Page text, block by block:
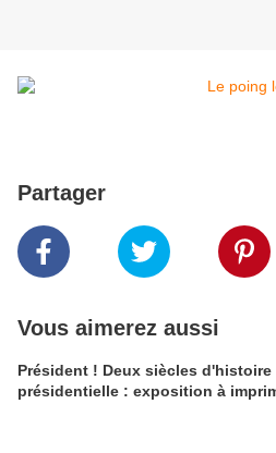
Partager
Vous aimerez aussi
Président ! Deux siècles d'histoire
présidentielle : exposition à